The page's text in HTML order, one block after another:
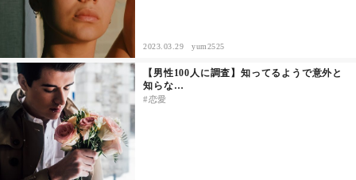
ファッション・美容
グルメ
趣味・旅行
セックスライフ
2023.03.29 yum2525
【男性100人に調査】知ってるようで意外と
知らな…
恋愛